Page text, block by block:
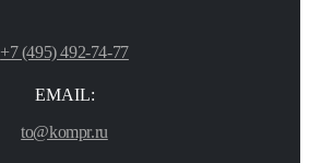
+7 (495) 492-74-77
EMAIL:
to@kompr.ru